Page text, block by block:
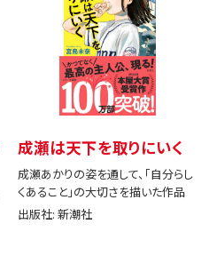
成瀬は天下を取りにいく
成瀬あかりの姿を通して、「自分らし
くあること」の大切さを描いた作品
出版社: 新潮社